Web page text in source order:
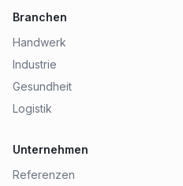
Branchen
Handwerk
Industrie
Gesundheit
Logistik
Unternehmen
Referenzen